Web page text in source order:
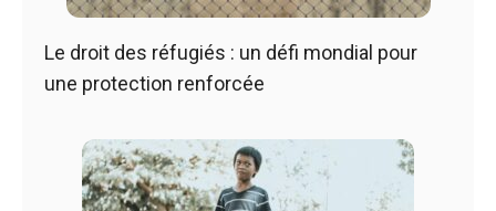
Le droit des réfugiés : un défi mondial pour
une protection renforcée